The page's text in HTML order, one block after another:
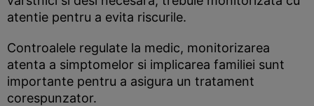
atentie pentru a evita riscurile.
Controalele regulate la medic, monitorizarea
atenta a simptomelor si implicarea familiei sunt
importante pentru a asigura un tratament
corespunzator.